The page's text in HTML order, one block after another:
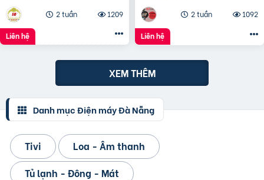
2 tuần
1209
Liên hệ
2 tuần
1092
Liên hệ
XEM THÊM
Danh mục Điện máy Đà Nẵng
Tivi
Loa - Âm thanh
Tủ lạnh - Đông - Mát